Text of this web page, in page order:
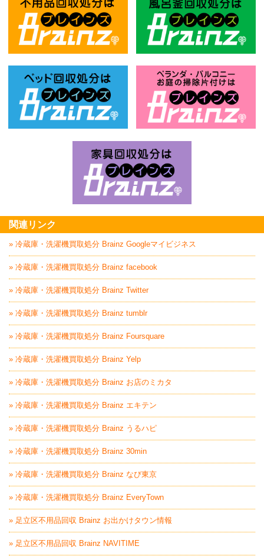
関連リンク
» 冷蔵庫・洗濯機買取処分 Brainz Googleマイビジネス
» 冷蔵庫・洗濯機買取処分 Brainz facebook
» 冷蔵庫・洗濯機買取処分 Brainz Twitter
» 冷蔵庫・洗濯機買取処分 Brainz tumblr
» 冷蔵庫・洗濯機買取処分 Brainz Foursquare
» 冷蔵庫・洗濯機買取処分 Brainz Yelp
» 冷蔵庫・洗濯機買取処分 Brainz お店のミカタ
» 冷蔵庫・洗濯機買取処分 Brainz エキテン
» 冷蔵庫・洗濯機買取処分 Brainz うるハピ
» 冷蔵庫・洗濯機買取処分 Brainz 30min
» 冷蔵庫・洗濯機買取処分 Brainz なび東京
» 冷蔵庫・洗濯機買取処分 Brainz EveryTown
» 足立区不用品回収 Brainz お出かけタウン情報
» 足立区不用品回収 Brainz NAVITIME